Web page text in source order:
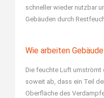
schneller wieder nutzbar
Gebäuden durch
Wie arbeiten
Die feuchte Luft umströmt
soweit ab, dass ein Teil
Oberfläche des